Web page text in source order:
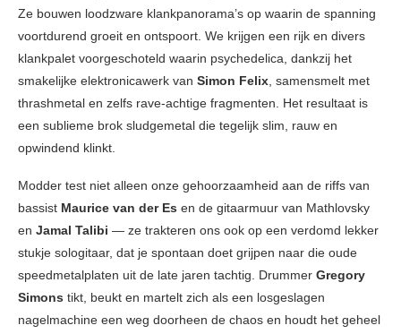
Ze bouwen loodzware klankpanorama’s op waarin de spanning
voortdurend groeit en ontspoort. We krijgen een rijk en divers
klankpalet voorgeschoteld waarin psychedelica, dankzij het
smakelijke elektronica­werk van Simon Felix, samensmelt met
thrashmetal en zelfs rave-achtige fragmenten. Het resultaat is
een sublieme brok sludgemetal die tegelijk slim, rauw en
opwindend klinkt.
Modder test niet alleen onze gehoorzaamheid aan de riffs van
bassist Maurice van der Es en de gitaarmuur van Mathlovsky
en Jamal Talibi — ze trakteren ons ook op een verdomd lekker
stukje sologitaar, dat je spontaan doet grijpen naar die oude
speedmetalplaten uit de late jaren tachtig. Drummer Gregory
Simons tikt, beukt en martelt zich als een losgeslagen
nagelmachine een weg doorheen de chaos en houdt het geheel